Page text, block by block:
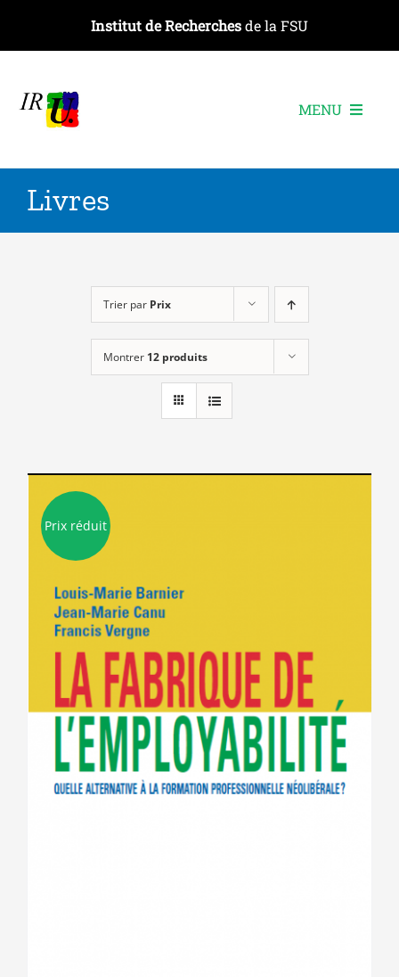
contenu
Institut de Recherchesde la FSU
MENU
Les recherches
Les événements
Livres
Trier par Prix
Montrer 12 produits
Prix réduit